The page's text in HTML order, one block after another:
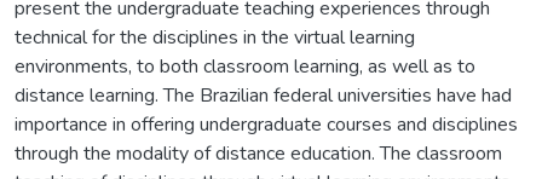
present the undergraduate teaching experiences through
technical for the disciplines in the virtual learning
environments, to both classroom learning, as well as to
distance learning. The Brazilian federal universities have had
importance in offering undergraduate courses and disciplines
through the modality of distance education. The classroom